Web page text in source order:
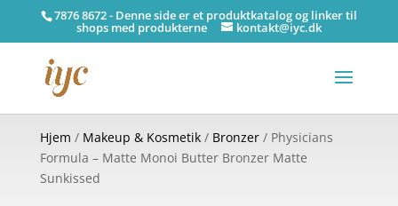
7876 8672 - Denne side er et produktkatalog og linker til
shops med produkterne kontakt@iyc.dk
Hjem / Makeup & Kosmetik/ Bronzer/ Physicians
Formula – Matte Monoi Butter Bronzer Matte
Sunkissed